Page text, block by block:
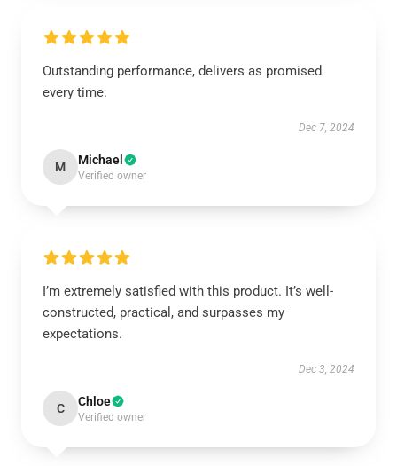
Outstanding performance, delivers as promised
every time.
Dec 7, 2024
M Michael
Verified owner
I’m extremely satisfied with this product. It’s well-
constructed, practical, and surpasses my
expectations.
Dec 3, 2024
C Chloe
Verified owner